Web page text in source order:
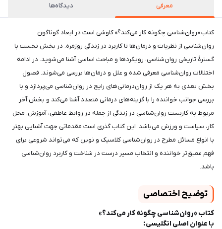
معرفی دیدگاه‌ها
کتاب «روان‌شناسی چگونه کار می‌کند؟» کاوشی است در ابعاد گوناگون
روان‌شناسی از نظریات و درمان‌ها تا کاربرد در زندگی روزمره. در بخش نخست با
گسترۀ تاریخی روان‌شناسی، رویکردها و مباحث اساسی آشنا می‌شوید. در ادامه
اختلالات روان‌شناسی معرفی شده و علل و درمان‌ها بررسی می‌شوند. فصول
بخش بعدی به هر یک از روان‌درمانی‌های رایج در روان‌شناسی می‌پردازد و با
بررسی جوانب خواننده را با گزینه‌های درمانی متعدد آشنا می‌کند و بخش آخر
مربوط به کاربست روان‌شناسی در زندگی از جمله در روابط عاطفی، آموزش، محل
کار، سیاست و ورزش می‌باشد. این کتاب گذری است مقدماتی جهت آشنایی بهتر
با انواع مسائل مطرح در روان‌شناسی کلاسیک و نوین که می‌تواند شروعی برای
فهم عمیق‌تر خواننده و انتخاب مسیر درست در شناخت و کاربرد روان‌شناسی
باشد.
توضیح اختصاصی
کتاب «روان‌شناسی چگونه کار می‌کند؟»
با عنوان اصلی انگلیسی: